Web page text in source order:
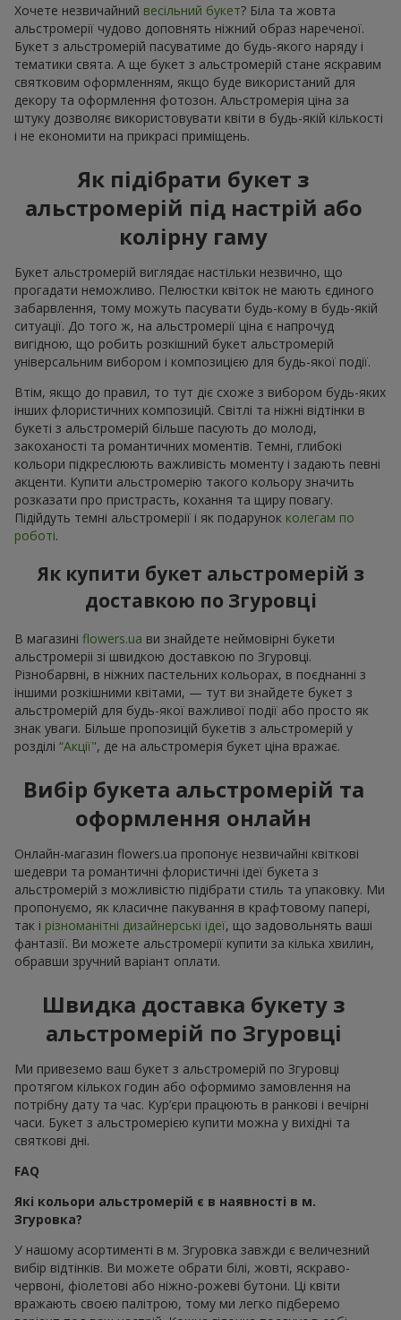
Хочете незвичайний весільний букет? Біла та жовта
альстромерії чудово доповнять ніжний образ нареченої.
Букет з альстромерій пасуватиме до будь-якого наряду і
тематики свята. А ще букет з альстромерій стане яскравим
святковим оформленням, якщо буде використаний для
декору та оформлення фотозон. Альстромерія ціна за
штуку дозволяє використовувати квіти в будь-якій кількості
і не економити на прикрасі приміщень.
Як підібрати букет з
альстромерій під настрій або
колірну гаму
Букет альстромерій виглядає настільки незвично, що
прогадати неможливо. Пелюстки квіток не мають єдиного
забарвлення, тому можуть пасувати будь-кому в будь-якій
ситуації. До того ж, на альстромерії ціна є напрочуд
вигідною, що робить розкішний букет альстромерій
універсальним вибором і композицією для будь-якої події.
Втім, якщо до правил, то тут діє схоже з вибором будь-яких
інших флористичних композицій. Світлі та ніжні відтінки в
букеті з альстромерій більше пасують до молоді,
закоханості та романтичних моментів. Темні, глибокі
кольори підкреслюють важливість моменту і задають певні
акценти. Купити альстромерію такого кольору значить
розказати про пристрасть, кохання та щиру повагу.
Підійдуть темні альстромерії і як подарунок колегам по
роботі.
Як купити букет альстромерій з
доставкою по Згуровці
В магазині flowers.ua ви знайдете неймовірні букети
альстромеріі зі швидкою доставкою по Згуровці.
Різнобарвні, в ніжних пастельних кольорах, в поєднанні з
іншими розкішними квітами, — тут ви знайдете букет з
альстромерій для будь-якої важливої події або просто як
знак уваги. Більше пропозицій букетів з альстромерій у
розділі “Акції", де на альстромерія букет ціна вражає.
Вибір букета альстромерій та
оформлення онлайн
Онлайн-магазин flowers.ua пропонує незвичайні квіткові
шедеври та романтичні флористичні ідеї букета з
альстромерій з можливістю підібрати стиль та упаковку. Ми
пропонуємо, як класичне пакування в крафтовому папері,
так і різноманітні дизайнерські ідеї, що задовольнять ваші
фантазії. Ви можете альстромерії купити за кілька хвилин,
обравши зручний варіант оплати.
Швидка доставка букету з
альстромерій по Згуровці
Ми привеземо ваш букет з альстромерій по Згуровці
протягом кількох годин або оформимо замовлення на
потрібну дату та час. Кур’єри працюють в ранкові і вечірні
часи. Букет з альстромерією купити можна у вихідні та
святкові дні.
FAQ
Які кольори альстромерій є в наявності в м.
Згуровка?
У нашому асортименті в м. Згуровка завжди є величезний
вибір відтінків. Ви можете обрати білі, жовті, яскраво-
червоні, фіолетові або ніжно-рожеві бутони. Ці квіти
вражають своєю палітрою, тому ми легко підберемо